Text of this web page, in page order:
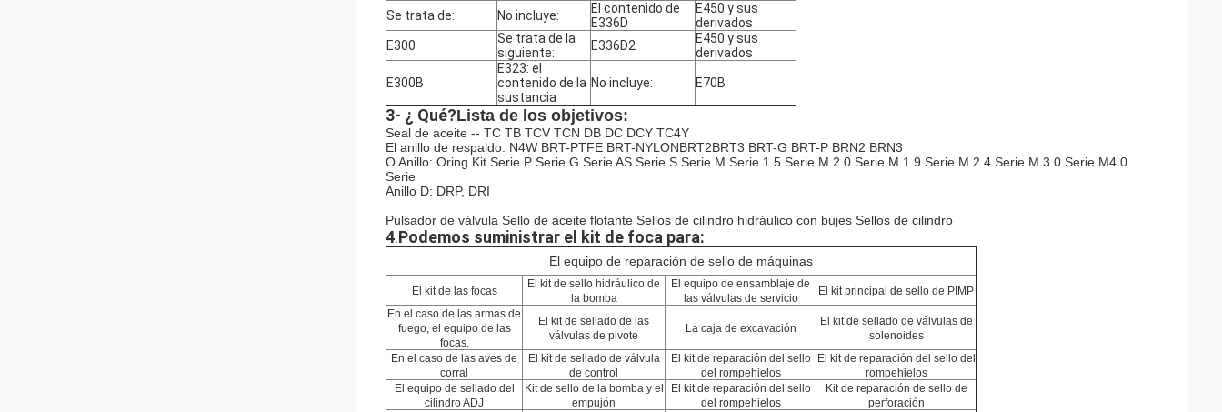
Se trata de:
No incluye:
El contenido de
E336D
E450 y sus
derivados
E300
Se trata de la
siguiente:
E336D2
E450 y sus
derivados
E300B
E323: el
contenido de la
sustancia
No incluye: E70B
3- ¿ Qué?Lista de los objetivos:
Seal de aceite -- TC TB TCV TCN DB DC DCY TC4Y
El anillo de respaldo: N4W BRT-PTFE BRT-NYLONBRT2BRT3 BRT-G BRT-P BRN2 BRN3
O Anillo: Oring Kit Serie P Serie G Serie AS Serie S Serie M Serie 1.5 Serie M 2.0 Serie M 1.9 Serie M 2.4 Serie M 3.0 Serie M4.0
Serie
Anillo D: DRP, DRI
Pulsador de válvula Sello de aceite flotante Sellos de cilindro hidráulico con bujes Sellos de cilindro
4.Podemos suministrar el kit de foca para:
El equipo de reparación de sello de máquinas
El kit de las focas
El kit de sello hidráulico de
la bomba
El equipo de ensamblaje de
las válvulas de servicio
El kit principal de sello de PIMP
En el caso de las armas de
fuego, el equipo de las
focas.
El kit de sellado de las
válvulas de pivote
La caja de excavación
El kit de sellado de válvulas de
solenoides
En el caso de las aves de
corral
El kit de sellado de válvula
de control
El kit de reparación del sello
del rompehielos
El kit de reparación del sello del
rompehielos
El equipo de sellado del
cilindro ADJ
Kit de sello de la bomba y el
empujón
El kit de reparación del sello
del rompehielos
Kit de reparación de sello de
perforación